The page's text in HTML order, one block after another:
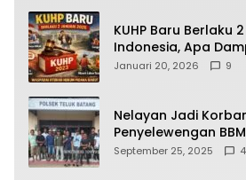
KUHP Baru Berlaku
Indonesia, Apa
Kehidupan Warga?
Januari 20, 2026 9
Nelayan Jadi
Penyelewengan
64.78809 Teluk
September 25, 2025 4